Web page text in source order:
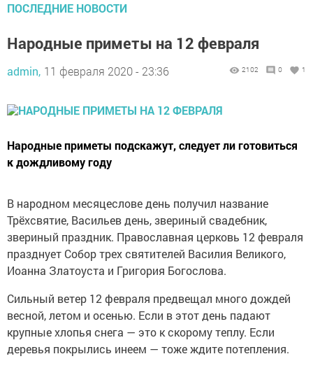
ПОСЛЕДНИЕ НОВОСТИ
Народные приметы на 12 февраля
admin, 11 февраля 2020 - 23:36 2102 0 1
Народные приметы подскажут, следует ли готовиться
к дождливому году
В народном месяцеслове день получил название
Трёхсвятие, Васильев день, звериный свадебник,
звериный праздник. Православная церковь 12 февраля
празднует Собор трех святителей Василия Великого,
Иоанна Златоуста и Григория Богослова.
Сильный ветер 12 февраля предвещал много дождей
весной, летом и осенью. Если в этот день падают
крупные хлопья снега — это к скорому теплу. Если
деревья покрылись инеем — тоже ждите потепления.